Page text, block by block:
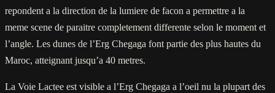
repondent a la direction de la lumiere de facon a permettre a la
meme scene de paraitre completement differente selon le moment et
l’angle. Les dunes de l’Erg Chegaga font partie des plus hautes du
Maroc, atteignant jusqu’a 40 metres.
La Voie Lactee est visible a l’Erg Chegaga a l’oeil nu la plupart des